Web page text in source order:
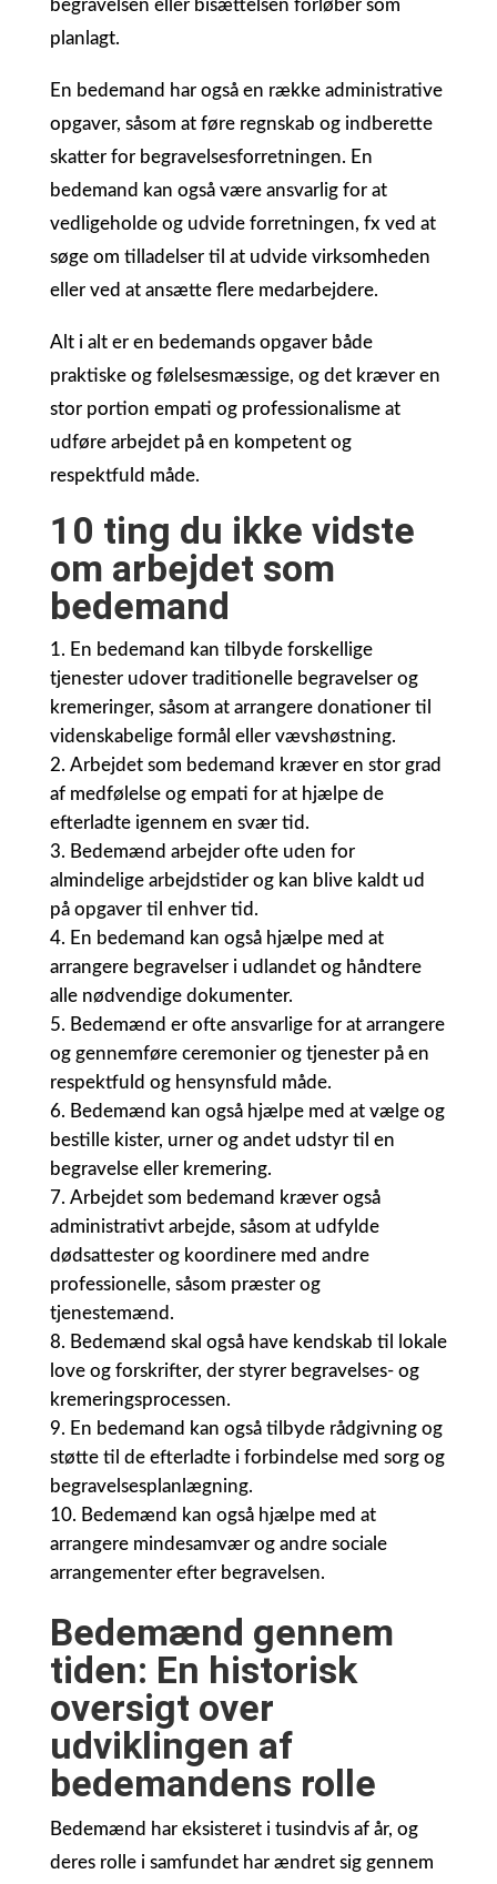
begravelsen eller bisættelsen forløber som
planlagt.
En bedemand har også en række administrative
opgaver, såsom at føre regnskab og indberette
skatter for begravelsesforretningen. En
bedemand kan også være ansvarlig for at
vedligeholde og udvide forretningen, fx ved at
søge om tilladelser til at udvide virksomheden
eller ved at ansætte flere medarbejdere.
Alt i alt er en bedemands opgaver både
praktiske og følelsesmæssige, og det kræver en
stor portion empati og professionalisme at
udføre arbejdet på en kompetent og
respektfuld måde.
10 ting du ikke vidste
om arbejdet som
bedemand
En bedemand kan tilbyde forskellige
tjenester udover traditionelle begravelser og
kremeringer, såsom at arrangere donationer til
videnskabelige formål eller vævshøstning.
Arbejdet som bedemand kræver en stor grad
af medfølelse og empati for at hjælpe de
efterladte igennem en svær tid.
Bedemænd arbejder ofte uden for
almindelige arbejdstider og kan blive kaldt ud
på opgaver til enhver tid.
En bedemand kan også hjælpe med at
arrangere begravelser i udlandet og håndtere
alle nødvendige dokumenter.
Bedemænd er ofte ansvarlige for at arrangere
og gennemføre ceremonier og tjenester på en
respektfuld og hensynsfuld måde.
Bedemænd kan også hjælpe med at vælge og
bestille kister, urner og andet udstyr til en
begravelse eller kremering.
Arbejdet som bedemand kræver også
administrativt arbejde, såsom at udfylde
dødsattester og koordinere med andre
professionelle, såsom præster og
tjenestemænd.
Bedemænd skal også have kendskab til lokale
love og forskrifter, der styrer begravelses- og
kremeringsprocessen.
En bedemand kan også tilbyde rådgivning og
støtte til de efterladte i forbindelse med sorg og
begravelsesplanlægning.
Bedemænd kan også hjælpe med at
arrangere mindesamvær og andre sociale
arrangementer efter begravelsen.
Bedemænd gennem
tiden: En historisk
oversigt over
udviklingen af
bedemandens rolle
Bedemænd har eksisteret i tusindvis af år, og
deres rolle i samfundet har ændret sig gennem